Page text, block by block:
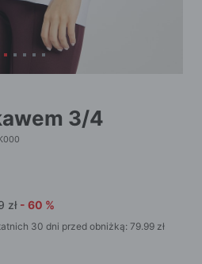
3/4
zł - 60 %
30 dni przed obniżką: 79.99 zł